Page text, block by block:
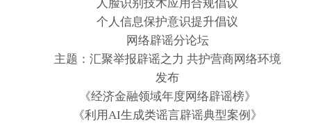
人脸识别技术应用合规倡议
个人信息保护意识提升倡议
网络辟谣分论坛
主题：汇聚举报辟谣之力 共护营商网络环境
发布
《经济金融领域年度网络辟谣榜》
《利用AI生成类谣言辟谣典型案例》